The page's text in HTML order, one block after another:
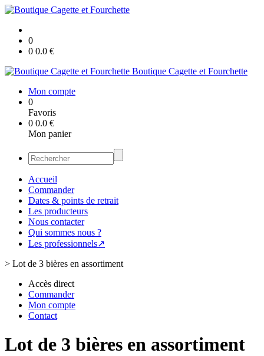
0
0 0.0 €
Boutique Cagette et Fourchette
Mon compte
0
Favoris
0 0.0 €
Mon panier
Accueil
Commander
Dates & points de retrait
Les producteurs
Nous contacter
Qui sommes nous ?
Les professionnels↗
> Lot de 3 bières en assortiment
Accès direct
Commander
Mon compte
Contact
Lot de 3 bières en assortiment